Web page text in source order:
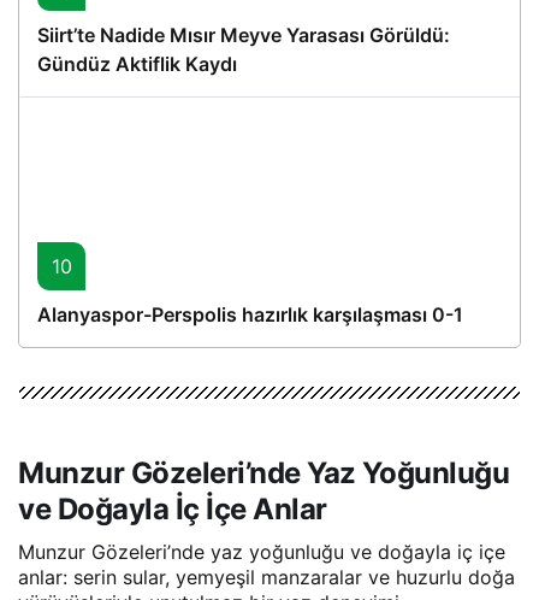
Siirt’te Nadide Mısır Meyve Yarasası Görüldü:
Gündüz Aktiflik Kaydı
10
Alanyaspor-Perspolis hazırlık karşılaşması 0-1
Munzur Gözeleri’nde Yaz Yoğunluğu
ve Doğayla İç İçe Anlar
Munzur Gözeleri’nde yaz yoğunluğu ve doğayla iç içe
anlar: serin sular, yemyeşil manzaralar ve huzurlu doğa